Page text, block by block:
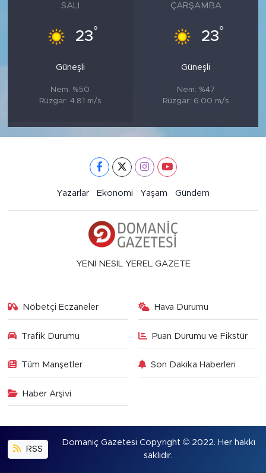
SALI
23°
Güneşli
Nem: %50
Rüzgar: 4.81 m/s
ÇARŞAMBA
23°
Güneşli
Nem: %47
Rüzgar: 6.00 m/s
Yazarlar Ekonomi Yaşam Gündem
YENİ NESİL YEREL GAZETE
Nöbetçi Eczaneler Hava Durumu
Trafik Durumu Puan Durumu ve Fikstür
Tüm Manşetler Son Dakika Haberleri
Haber Arşivi
RSS
Domaniç Gazetesi Copyright © 2022. Her hakkı
saklıdır.